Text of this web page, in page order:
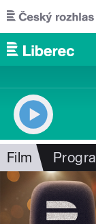
Přejít k hlavnímu
Film